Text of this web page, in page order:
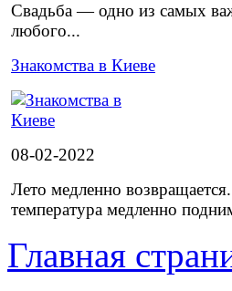
Свадьба — одно из самых
любого...
Знакомства в Киеве
08-02-2022
Лето медленно
температура медленно
Главная